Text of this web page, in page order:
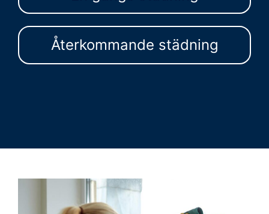
Återkommande städning